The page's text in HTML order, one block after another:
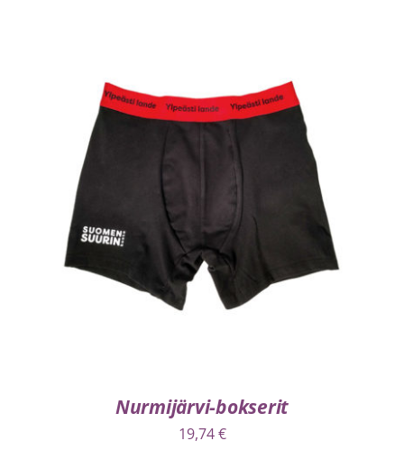
VALITSE VAIHTOEHDOISTA LISÄTIEDOT
Nurmijärvi-bokserit
19,74€